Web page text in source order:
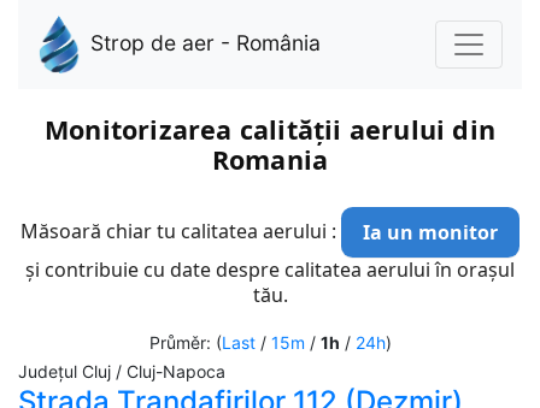
Strop de aer - România
Monitorizarea calității aerului din
Romania
Măsoară chiar tu calitatea aerului :
Ia un monitor
și contribuie cu date despre calitatea aerului în orașul
tău.
Průměr: (Last/ 15m / 1h / 24h)
Județul Cluj / Cluj-Napoca